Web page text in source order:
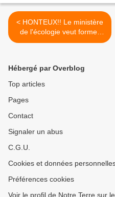
< HONTEUX!! Le ministère
de l'écologie veut former
des chasseurs et éleveurs à
Hébergé par Overblog
Top articles
Pages
Contact
Signaler un abus
C.G.U.
Cookies et données
Préférences cookies
Voir le profil de Notre Terre sur